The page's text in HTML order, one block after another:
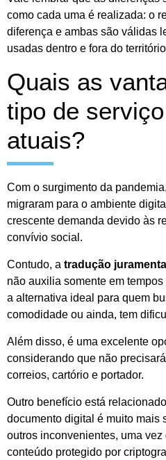
como cada uma é realizada: o
diferença e ambas são válidas
usadas dentro e fora do
Quais as
tipo de
atuais?
Com o surgimento da
migraram para o ambiente
crescente demanda devido às
convívio social.
Contudo, a tradução
não auxilia somente em
a alternativa ideal para quem
comodidade ou ainda, tem
Além disso, é uma excelente
considerando que não
correios, cartório e portador.
Outro benefício está
documento digital é muito mais
outros inconvenientes, uma vez
conteúdo protegido por